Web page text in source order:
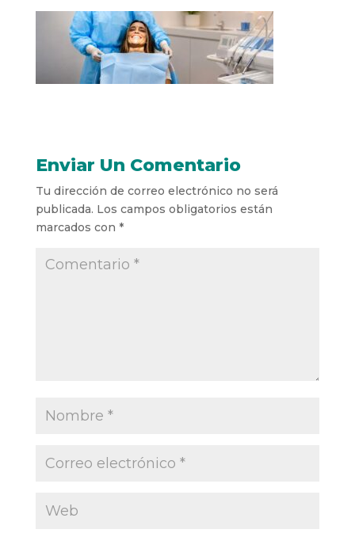
Enviar Un Comentario
Tu dirección de correo electrónico no será
publicada. Los campos obligatorios están
marcados con *